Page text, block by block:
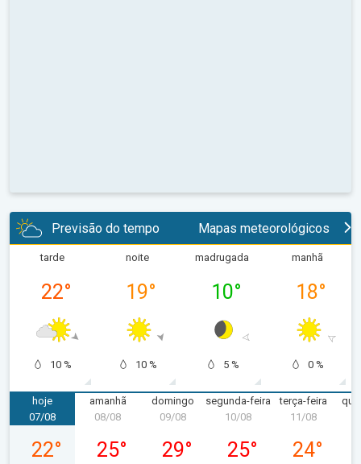
Previsão do tempo Mapas meteorológicos
tarde
22°
10 %
noite
19°
10 %
madrugada
10°
5 %
manhã
18°
0 %
hoje
sexta-feira, 07/08
07/08
22°
amanhã
sábado, 08/08
08/08
25°
domingo
domingo, 09/08
09/08
29°
segunda-feira
segunda-feira, 10/08
10/08
25°
terça-feira
11/08
24°